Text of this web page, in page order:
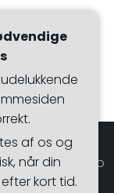
og Hugo
af os og
når din
kort tid.